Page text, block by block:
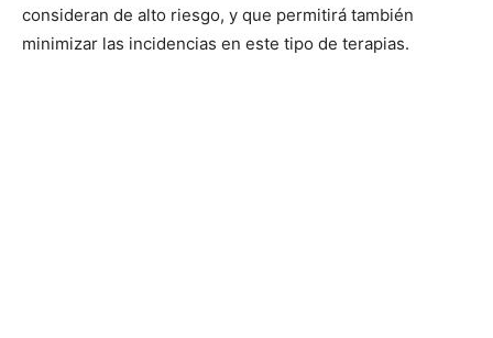
consideran de alto riesgo, y que permitirá también
minimizar las incidencias en este tipo de terapias.